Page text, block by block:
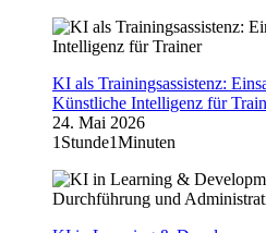
KI als Trainingsassistenz:
Künstliche Intelligenz für
24. Mai 2026
1Stunde1Minuten